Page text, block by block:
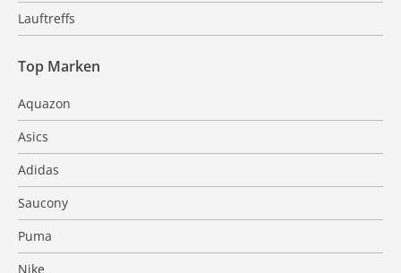
Lauftreffs
Top Marken
Aquazon
Asics
Adidas
Saucony
Puma
Nike